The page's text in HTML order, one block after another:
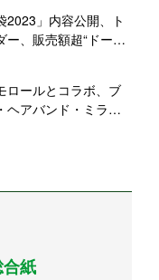
り購入でゲーム内ア
2023」内容公開、ト
ー、販売額超“ドーナ
ロールとコラボ、ブ
ヘアバンド・ミラー
紙